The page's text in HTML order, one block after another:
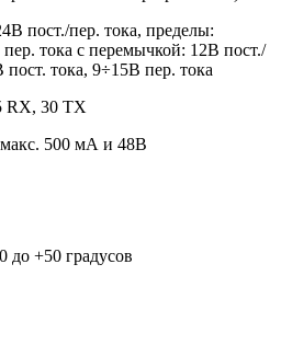
пост./пер. тока, пределы:
тока с перемычкой: 12В пост./
тока, 9÷15В пер. тока
RX, 30 TX
500 мА и 48В
до +50 градусов